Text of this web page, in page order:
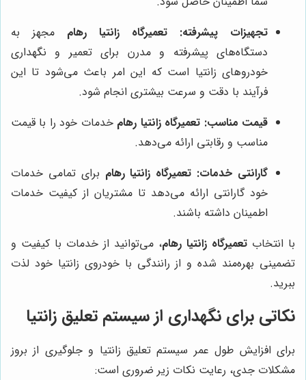
تجهیزات پیشرفته:
تعمیرگاه زانتیا رهام مجهز به
دستگاه‌های پیشرفته و مدرن برای تعمیر و نگهداری
خودروهای زانتیا است که این امر باعث می‌شود تا این
فرآیند با دقت و سرعت بیشتری انجام شود.
قیمت مناسب: تعمیرگاه زانتیا رهام خدمات خود را با قیمت
مناسب و رقابتی ارائه می‌دهد.
گارانتی خدمات: تعمیرگاه زانتیا رهام برای تمامی خدمات
خود گارانتی ارائه می‌دهد تا مشتریان از کیفیت خدمات
اطمینان داشته باشند.
با انتخاب تعمیرگاه زانتیا رهام، می‌توانید از خدمات با کیفیت و
تضمینی بهره‌مند شده و از رانندگی با خودروی زانتیا خود لذت
ببرید.
نکاتی برای نگهداری از سیستم تعلیق زانتیا
برای افزایش طول عمر سیستم تعلیق زانتیا و جلوگیری از بروز
مشکلات جدی، رعایت نکات زیر ضروری است: